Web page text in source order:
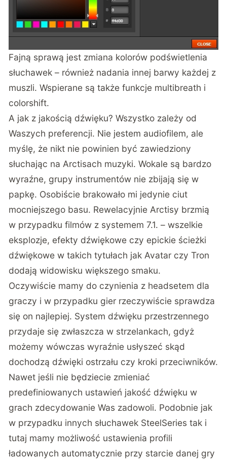
Fajną sprawą jest zmiana kolorów podświetlenia
słuchawek – również nadania innej barwy każdej z
muszli. Wspierane są także funkcje multibreath i
colorshift.
A jak z jakością dźwięku? Wszystko zależy od
Waszych preferencji. Nie jestem audiofilem, ale
myślę, że nikt nie powinien być zawiedziony
słuchając na Arctisach muzyki. Wokale są bardzo
wyraźne, grupy instrumentów nie zbijają się w
papkę. Osobiście brakowało mi jedynie ciut
mocniejszego basu. Rewelacyjnie Arctisy brzmią
w przypadku filmów z systemem 7.1. – wszelkie
eksplozje, efekty dźwiękowe czy epickie ścieżki
dźwiękowe w takich tytułach jak Avatar czy Tron
dodają widowisku większego smaku.
Oczywiście mamy do czynienia z headsetem dla
graczy i w przypadku gier rzeczywiście sprawdza
się on najlepiej. System dźwięku przestrzennego
przydaje się zwłaszcza w strzelankach, gdyż
możemy wówczas wyraźnie usłyszeć skąd
dochodzą dźwięki ostrzału czy kroki przeciwników.
Nawet jeśli nie będziecie zmieniać
predefiniowanych ustawień jakość dźwięku w
grach zdecydowanie Was zadowoli. Podobnie jak
w przypadku innych słuchawek SteelSeries tak i
tutaj mamy możliwość ustawienia profili
ładowanych automatycznie przy starcie danej gry